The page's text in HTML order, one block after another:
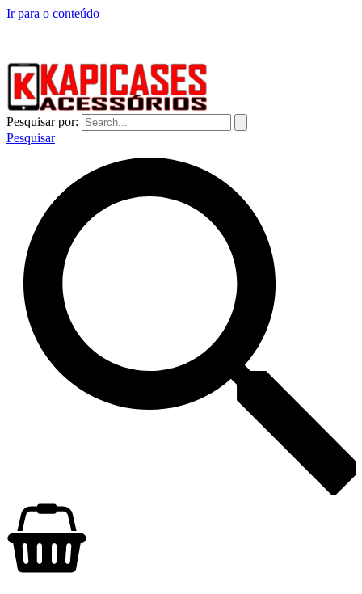
Ir para o conteúdo
Pesquisar por:
Pesquisar